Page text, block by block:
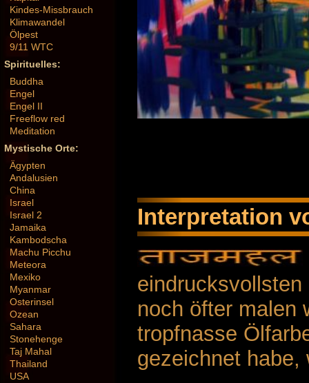
Kindes-Missbrauch
Klimawandel
Ölpest
9/11 WTC
Spirituelles:
Buddha
Engel
Engel II
Freeflow red
Meditation
Mystische Orte:
Ägypten
Andalusien
China
Israel
Israel 2
Jamaika
Kambodscha
Machu Picchu
Meteora
Mexiko
Myanmar
Osterinsel
Ozean
Sahara
Stonehenge
Taj Mahal
Thailand
USA
Interpretation
noch öfter malen
tropfnasse
gezeichnet